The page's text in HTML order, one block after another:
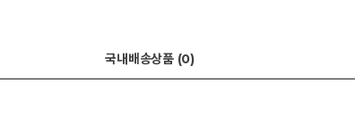
국내배송상품 (0)